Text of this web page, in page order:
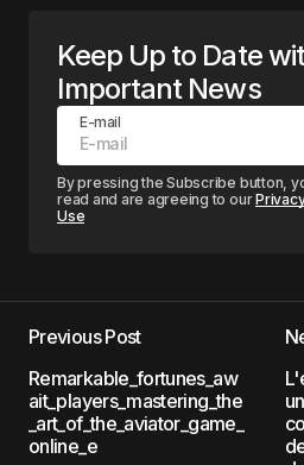
Keep Up to Date
Important News
E-mail
By pressing the Subscribe button,
read and are agreeing to our
Use
Previous Post
Remarkable_fortunes_aw
ait_players_mastering_the
_art_of_the_aviator_game_
online_e